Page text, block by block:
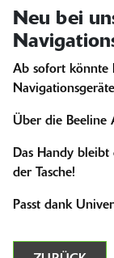
Neu bei
Ab sofort könnte
Über die Beeline
Das Handy
der Tasche!
Passt dank